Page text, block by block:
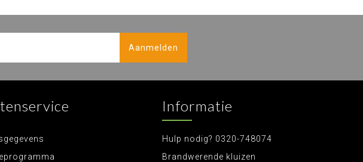
Aanmelden
Informatie
Hulp nodig? 0320-748074
Brandwerende kluizen